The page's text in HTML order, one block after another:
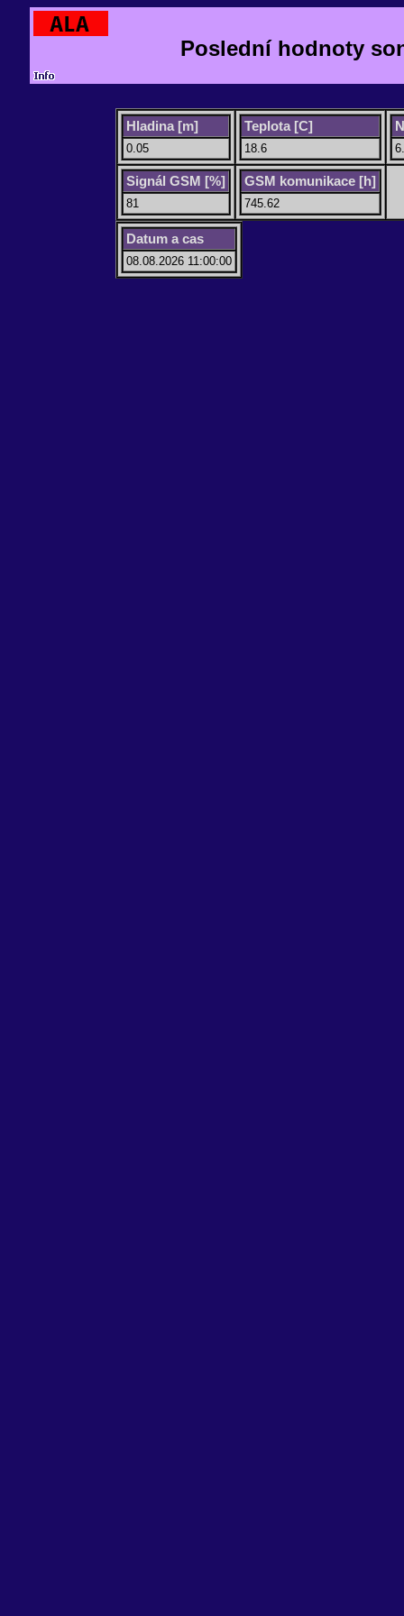
Poslední hodnoty
Hladina [m]
0.05
Teplota [C]
18.6
Signál GSM [%]
81
GSM komunikace [h]
745.62
Datum a cas
08.08.2026 11:00:00